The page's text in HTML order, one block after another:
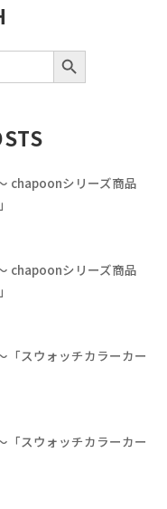
SEARCH BUTTON
chapoonシリーズ商品
chapoonシリーズ商品
「スウォッチカラーカー
「スウォッチカラーカー